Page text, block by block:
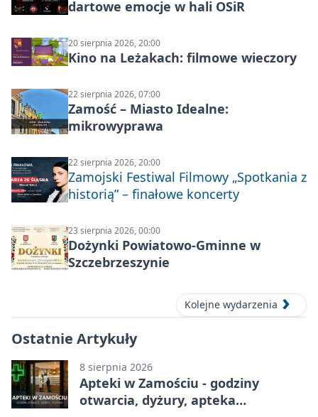
dartowe emocje w hali OSiR
20 sierpnia 2026, 20:00
Kino na Leżakach: filmowe wieczory
22 sierpnia 2026, 07:00
Zamość – Miasto Idealne:
mikrowyprawa
22 sierpnia 2026, 20:00
Zamojski Festiwal Filmowy „Spotkania z
historią” – finałowe koncerty
23 sierpnia 2026, 00:00
Dożynki Powiatowo-Gminne w
Szczebrzeszynie
Kolejne wydarzenia
Ostatnie Artykuły
8 sierpnia 2026
Apteki w Zamościu - godziny
otwarcia, dyżury, apteka